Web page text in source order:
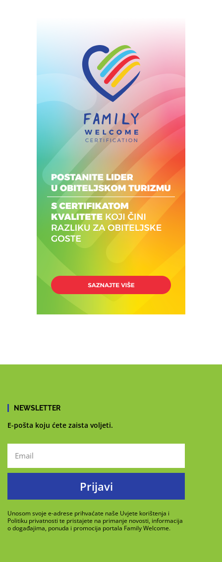
NEWSLETTER
E-pošta koju ćete zaista voljeti.
Prijavi
Unosom svoje e-adrese prihvaćate naše Uvjete korištenja i
Politiku privatnosti te pristajete na primanje novosti, informacija
o događajima, ponuda i promocija portala Family Welcome.